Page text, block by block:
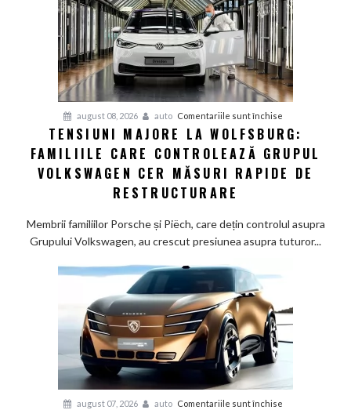
germani,
arată
un
studiu
recent
august 08, 2026 auto Comentariile sunt închise
Tensiuni
majore
la
care
măsuri
rapide
de
TENSIUNI MAJORE LA WOLFSBURG:
FAMILIILE CARE CONTROLEAZĂ GRUPUL
VOLKSWAGEN CER MĂSURI RAPIDE DE
RESTRUCTURARE
Membrii familiilor Porsche și Piëch, care dețin controlul asupra
Grupului Volkswagen, au crescut presiunea asupra tuturor...
august 07, 2026 auto Comentariile sunt închise